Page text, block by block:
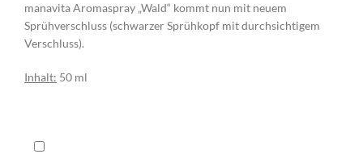
manavita Aromaspray „Wald“ kommt nun mit neuem
Sprühverschluss (schwarzer Sprühkopf mit durchsichtigem
Verschluss).
Inhalt: 50 ml